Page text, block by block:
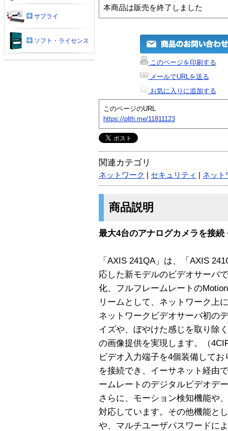
本商品は販売を終了しました
このページを印刷する
メールでURLを送る
お気に入りに追加する
このページのURL
https://plth.me/11811123
関連カテゴリ
ネットワーク セキュリティ ネット
商品説明
最大4台のアナログカメラを接
「AXIS 241QA」は、「AXIS
応した新モデルのビデオサーバ
化、フルフレームレートの
リームとして、ネットワーク上
ネットワークビデオサーバ初の
イズや、ぼやけた感じを取り除
の画像提供を実現します。（
ビデオ入力端子を4個装備して
を接続でき、イーサネット経由
ームレートのデジタルビデオデ
さらに、モーション検知機能や
対応しています。その他機能と
や、マルチユーザパスワードに
サプライ
ソフト・ライセンス